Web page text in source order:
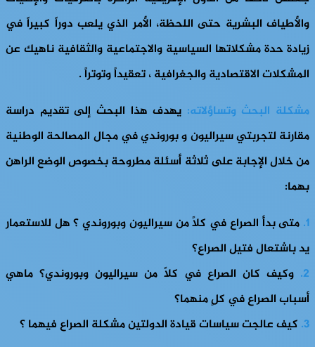
والأطياف البشرية حتى اللحظة، الأمر الذي يلعب دوراً كبيراً في
زيادة حدة مشكلاتها السياسية والاجتماعية والثقافية ناهيك عن
المشكلات الاقتصادية والجغرافية ، تعقيداً وتوتراً .
مشكلة البحث وتساؤلاته: يهدف هذا البحث إلى تقديم دراسة
مقارنة لتجربتي سيراليون و بوروندي في مجال المصالحة الوطنية
من خلال الإجابة على ثلاثة أسئلة مطروحة بخصوص الوضع الراهن
بهما:
1. متى بدأ الصراع في كلاً من سيراليون وبوروندي ؟ هل للاستعمار
يد باشتعال فتيل الصراع؟
2. وكيف كان الصراع في كلًا من سيراليون وبوروندي؟ ماهي
أسباب الصراع في كلٍ منهما؟
3. كيف عالجت سياسات قيادة الدولتين مشكلة الصراع فيهما ؟